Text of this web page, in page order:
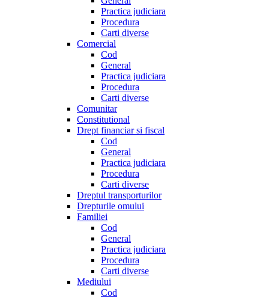
Practica judiciara
Procedura
Carti diverse
Comercial
Cod
General
Practica judiciara
Procedura
Carti diverse
Comunitar
Constitutional
Drept financiar si fiscal
Cod
General
Practica judiciara
Procedura
Carti diverse
Dreptul transporturilor
Drepturile omului
Familiei
Cod
General
Practica judiciara
Procedura
Carti diverse
Mediului
Cod